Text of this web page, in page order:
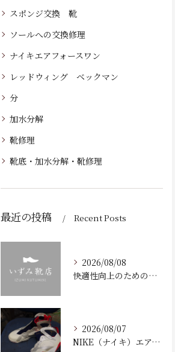
スポンジ交換 靴
ソールへの交換修理
ナイキエアフォースワン
レッドウィング ベックマン
分
加水分解
靴修理
靴底・加水分解・靴修理
最近の投稿 Recent Posts
2026/08/08
快適性向上のための靴修理と加水分解を防ぐ靴底ケア岡山県岡山市北区ガイド
2026/08/07
NIKE（ナイキ）エアジョーダン7の加水分解修理！ミッドソール交換とオパンケ縫い補強で復活させるプロの技